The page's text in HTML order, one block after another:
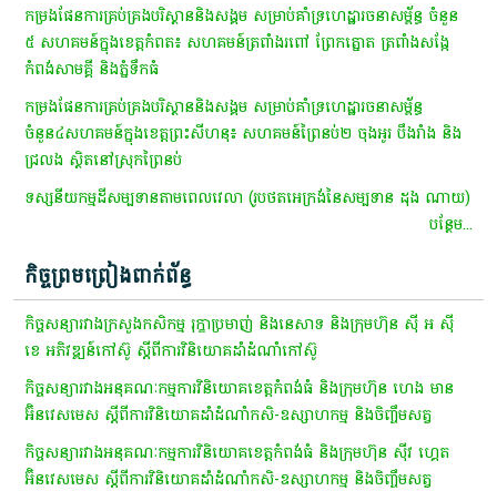
កម្រងផែនការគ្រប់គ្រងបរិស្ថាននិងសង្គម សម្រាប់គាំទ្រហេដ្ឋារចនាសម្ព័ន្ធ ចំនួន
៥ សហគមន៍ក្នុងខេត្តកំពត៖ សហគមន៍ត្រពាំងរពៅ ព្រែកត្នោត ត្រពាំងសង្កែ
កំពង់សាមគ្គី និងភ្នំទឹកធំ
កម្រងផែនការគ្រប់គ្រងបរិស្ថាននិងសង្គម សម្រាប់គាំទ្រហេដ្ឋារចនាសម្ព័ន្ធ
ចំនួន៤សហគមន៍ក្នុងខេត្តព្រះសីហនុ៖ សហគមន៍ព្រៃនប់២ ចុងអូរ បឹងរាំង និង
ជ្រលង ស្ថិតនៅស្រុកព្រៃនប់
ទស្សនីយកម្មដីសម្បទានតាមពេលវេលា (រូបថតអេក្រង់នៃសម្បទាន ដុង ណាយ)
បន្ថែម...
កិច្ចព្រមព្រៀងពាក់ព័ន្ធ
កិច្ចសន្យារវាងក្រសួងកសិកម្ម រុក្ខាប្រមាញ់ និងនេសាទ និងក្រុមហ៊ុន ស៊ី អ ស៊ី
ខេ អភិវឌ្ឍន៍កៅស៊ូ ស្តីពីការវិនិយោគដាំដំណាំកៅស៊ូ
កិច្ចសន្យារវាងអនុគណៈកម្មការវិនិយោគខេត្តកំពង់ធំ និងក្រុមហ៊ុន ហេង មាន
អ៊ិនវេសមេស ស្តីពីការវិនិយោគដាំដំណាំកសិ-ឧស្សាហកម្ម និងចិញ្ចឹមសត្វ
កិច្ចសន្យារវាងអនុគណៈកម្មការវិនិយោគខេត្តកំពង់ធំ និងក្រុមហ៊ុន ស៊ីវ ហ្គេត
អ៊ិនវេសមេស ស្តីពីការវិនិយោគដាំដំណាំកសិ-ឧស្សាហកម្ម និងចិញ្ចឹមសត្វ